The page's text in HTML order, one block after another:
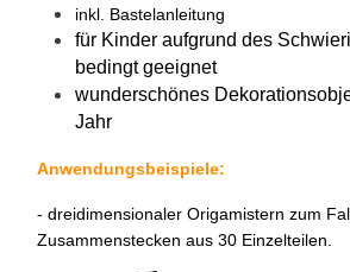
inkl. Bastelanleitung
für Kinder aufgrund des
bedingt geeignet
wunderschönes
Jahr
Anwendungsbeispiele:
- dreidimensionaler Origamistern zum
Zusammenstecken aus 30 Einzelteilen.